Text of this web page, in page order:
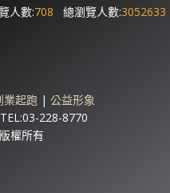
人數:708 總瀏覽人數:3052633
業起跑 | 公益形象
228-8770
權所有